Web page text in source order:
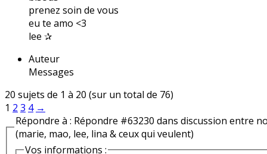
prenez soin de vous
eu te amo <3
lee ✰
Auteur
Messages
20 sujets de 1 à 20 (sur un total de 76)
1 2 3 4 →
Répondre à : Répondre #63230 dans discussion entre
(marie, mao, lee, lina & ceux qui veulent)
Vos informations :